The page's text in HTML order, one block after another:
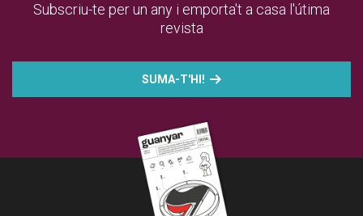
Subscriu-te per un any i emporta't a casa l'útima
revista
SUMA-T'HI!